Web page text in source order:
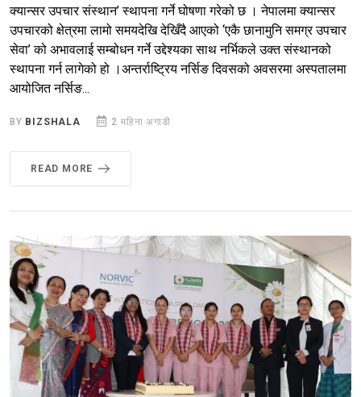
क्यान्सर उपचार संस्थान’ स्थापना गर्ने घोषणा गरेको छ । नेपालमा क्यान्सर
उपचारको क्षेत्रमा लामो समयदेखि देखिँदै आएको ‘एकै छानामुनि समग्र उपचार
सेवा’ को अभावलाई सम्बोधन गर्ने उद्देश्यका साथ नर्भिकले उक्त संस्थानको
स्थापना गर्न लागेको हो ।अन्तर्राष्ट्रिय नर्सिङ दिवसको अवसरमा अस्पतालमा
आयोजित नर्सिङ...
BY BIZSHALA 2 महिना अगाडी
READ MORE